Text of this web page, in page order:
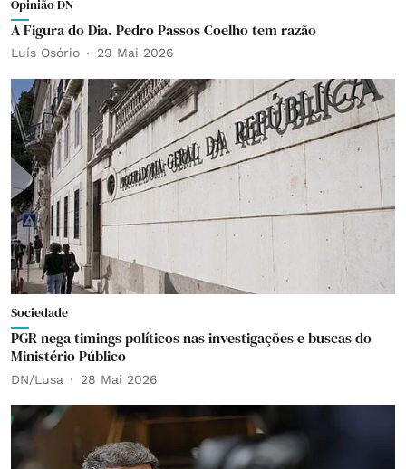
Opinião DN
A Figura do Dia. Pedro Passos Coelho tem razão
Luís Osório 29 Mai 2026
Sociedade
PGR nega timings políticos nas investigações e buscas do
Ministério Público
DN/Lusa 28 Mai 2026